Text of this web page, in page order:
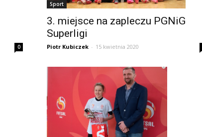
0
Sport
3. miejsce na zapleczu PGNiG
Superligi
Piotr Kubiczek - 15 kwietnia 2020